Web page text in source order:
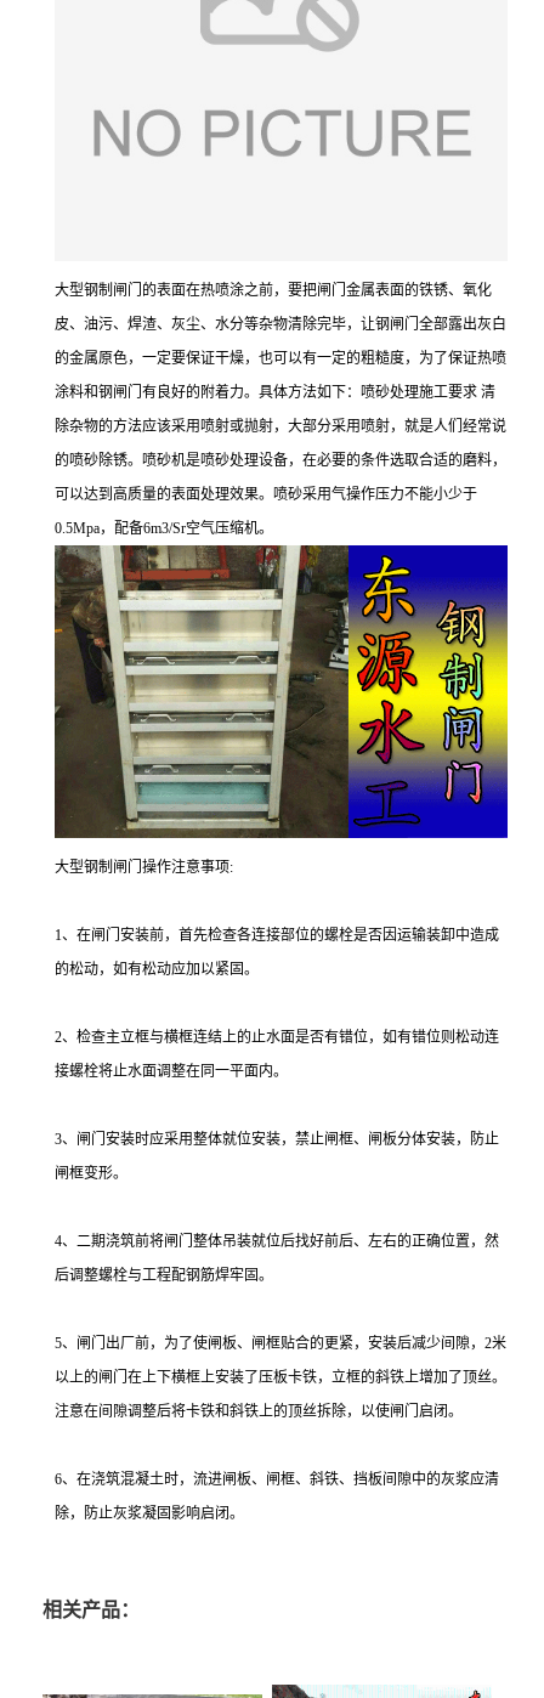
大型钢制闸门的表面在热喷涂之前，要把闸门金属表面的铁锈、氧化
皮、油污、焊渣、灰尘、水分等杂物清除完毕，让钢闸门全部露出灰白
的金属原色，一定要保证干燥，也可以有一定的粗糙度，为了保证热喷
涂料和钢闸门有良好的附着力。具体方法如下：喷砂处理施工要求 清
除杂物的方法应该采用喷射或抛射，大部分采用喷射，就是人们经常说
的喷砂除锈。喷砂机是喷砂处理设备，在必要的条件选取合适的磨料，
可以达到高质量的表面处理效果。喷砂采用气操作压力不能小少于
0.5Mpa，配备6m3/Sr空气压缩机。
大型钢制闸门操作注意事项:
1、在闸门安装前，首先检查各连接部位的螺栓是否因运输装卸中造成
的松动，如有松动应加以紧固。
2、检查主立框与横框连结上的止水面是否有错位，如有错位则松动连
接螺栓将止水面调整在同一平面内。
3、闸门安装时应采用整体就位安装，禁止闸框、闸板分体安装，防止
闸框变形。
4、二期浇筑前将闸门整体吊装就位后找好前后、左右的正确位置，然
后调整螺栓与工程配钢筋焊牢固。
5、闸门出厂前，为了使闸板、闸框贴合的更紧，安装后减少间隙，2米
以上的闸门在上下横框上安装了压板卡铁，立框的斜铁上增加了顶丝。
注意在间隙调整后将卡铁和斜铁上的顶丝拆除，以使闸门启闭。
6、在浇筑混凝土时，流进闸板、闸框、斜铁、挡板间隙中的灰浆应清
除，防止灰浆凝固影响启闭。
相关产品：